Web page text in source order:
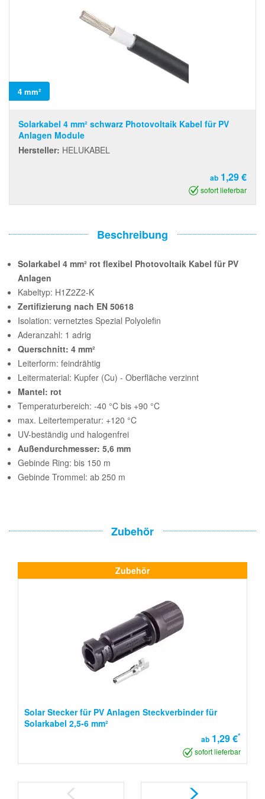
4 mm²
Solarkabel 4 mm² schwarz Photovoltaik Kabel für PV
Anlagen Module
Hersteller: HELUKABEL
ab 1,29 €
sofort lieferbar
Beschreibung
Solarkabel 4 mm² rot flexibel Photovoltaik Kabel für PV
Anlagen
Kabeltyp: H1Z2Z2-K
Zertifizierung nach EN 50618
Isolation: vernetztes Spezial Polyolefin
Aderanzahl: 1 adrig
Querschnitt: 4 mm²
Leiterform: feindrähtig
Leitermaterial: Kupfer (Cu) - Oberfläche verzinnt
Mantel: rot
Temperaturbereich: -40 °C bis +90 °C
max. Leitertemperatur: +120 °C
UV-beständig und halogenfrei
Außendurchmesser: 5,6 mm
Gebinde Ring: bis 150 m
Gebinde Trommel: ab 250 m
Zubehör
Zubehör
Solar Stecker für PV Anlagen Steckverbinder für
Solarkabel 2,5-6 mm²
ab 1,29 €*
sofort lieferbar